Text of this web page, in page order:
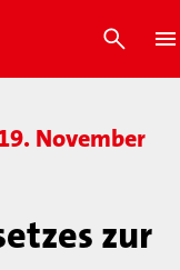
November
zur